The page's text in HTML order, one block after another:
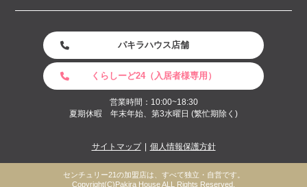
パキラハウス店舗
くらしーど24（入居者様専用）
営業時間：10:00~18:30
夏期休暇 年末年始、第3水曜日 (繁忙期除く)
サイトマップ 個人情報保護方針
センチュリー21の加盟店は、すべて独立・自営です。
Copyright(C)Pakira House ALL Rights Reserved.